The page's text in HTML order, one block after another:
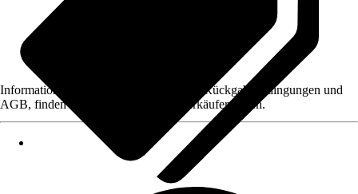
Informationen des Verkäufers, wie z. B. Rückgabebedingungen und
AGB, finden Sie bei Klick auf den Verkäufernamen.